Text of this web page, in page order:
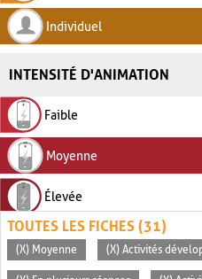
Individuel
INTENSITÉ D'ANIMATION
Faible
Moyenne
Élevée
TOUTES LES FICHES (31)
(X) Moyenne (X) Activités